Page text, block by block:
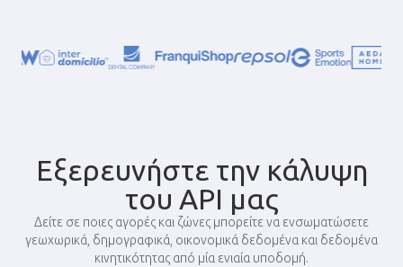
Εξερευνήστε την κάλυψη
του API μας
Δείτε σε ποιες αγορές και ζώνες μπορείτε να ενσωματώσετε
γεωχωρικά, δημογραφικά, οικονομικά δεδομένα και δεδομένα
κινητικότητας από μία ενιαία υποδομή.